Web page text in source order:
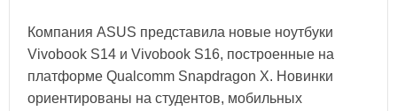
Компания ASUS представила новые ноутбуки
Vivobook S14 и Vivobook S16, построенные на
платформе Qualcomm Snapdragon X. Новинки
ориентированы на студентов, мобильных